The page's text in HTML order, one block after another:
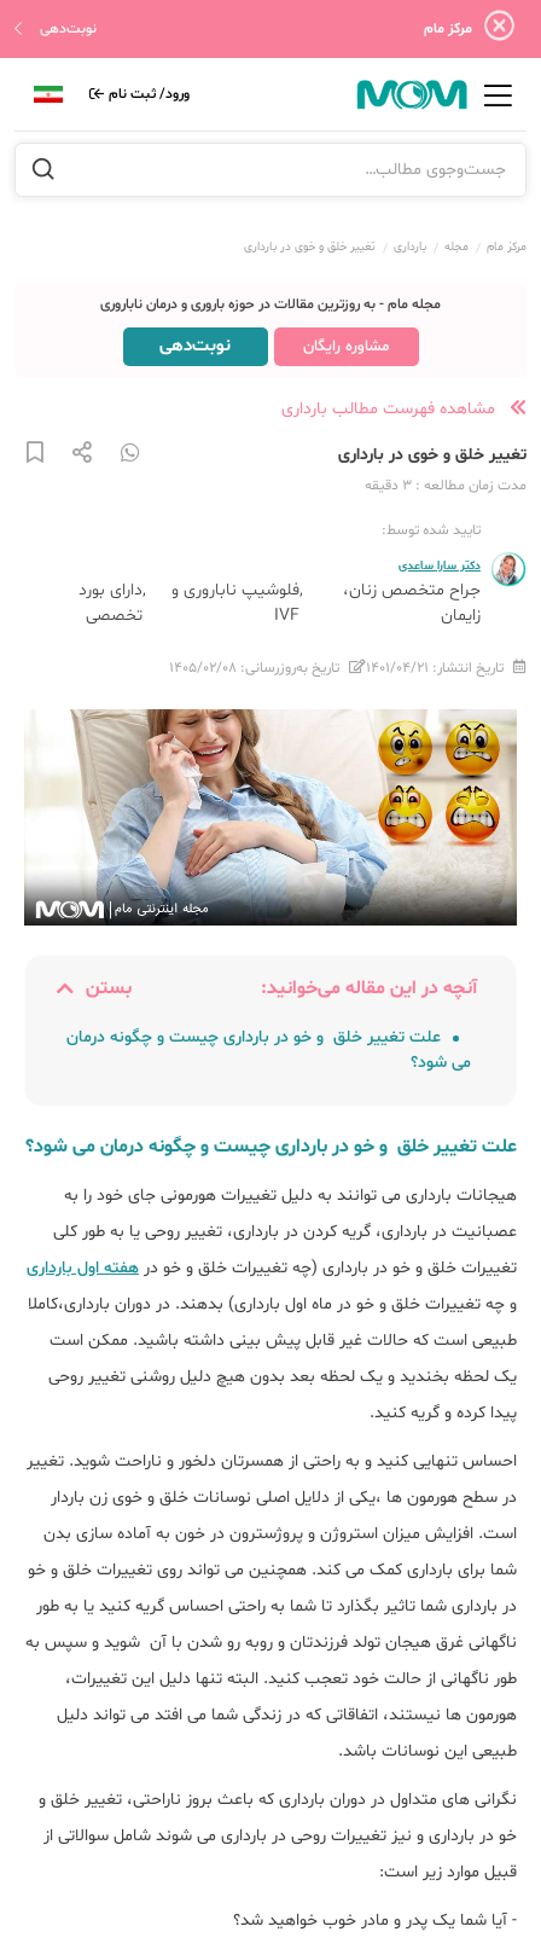
مرکز مام نوبت‌دهی
ورود/ ثبت نام
مرکز مام مجله بارداری تغییر خلق و خوی در بارداری
مجله مام - به روزترین مقالات در حوزه باروری و درمان ناباروری
مشاوره رایگان نوبت‌دهی
مشاهده فهرست مطالب بارداری
تغییر خلق و خوی در بارداری
مدت زمان مطالعه : 3 دقیقه
تایید شده توسط:
دکتر سارا ساعدی
جراح متخصص زنان،
زایمان
فلوشیپ ناباروری و
IVF
دارای بورد
تخصصی
تاریخ انتشار: ۱۴۰۱/۰۴/۲۱ تاریخ به‌روزرسانی: ۱۴۰۵/۰۲/۰۸
آنچه در این مقاله می‌خوانید: بستن
علت تغییر خلق و خو در بارداری چیست و چگونه درمان
می شود؟
علت تغییر خلق و خو در بارداری چیست و چگونه درمان می شود؟
هیجانات بارداری می توانند به دلیل تغییرات هورمونی جای خود را به
عصبانیت در بارداری، گریه کردن در بارداری، تغییر روحی یا به طور کلی
تغییرات خلق و خو در بارداری (چه تغییرات خلق و خو در هفته اول بارداری
و چه تغییرات خلق و خو در ماه اول بارداری) بدهند. در دوران بارداری،کاملا
طبیعی است که حالات غیر قابل پیش بینی داشته باشید. ممکن است
یک لحظه بخندید و یک لحظه بعد بدون هیچ دلیل روشنی تغییر روحی
پیدا کرده و گریه کنید.
احساس تنهایی کنید و به راحتی از همسرتان دلخور و ناراحت شوید. تغییر
در سطح هورمون ها ،یکی از دلایل اصلی نوسانات خلق و خوی زن باردار
است. افزایش میزان استروژن و پروژسترون در خون به آماده سازی بدن
شما برای بارداری کمک می کند. همچنین می تواند روی تغییرات خلق و خو
در بارداری شما تاثیر بگذارد تا شما به راحتی احساس گریه کنید یا به طور
ناگهانی غرق هیجان تولد فرزندتان و روبه رو شدن با آن شوید و سپس به
طور ناگهانی از حالت خود تعجب کنید. البته تنها دلیل این تغییرات،
هورمون ها نیستند، اتفاقاتی که در زندگی شما می افتد می تواند دلیل
طبیعی این نوسانات باشد.
نگرانی های متداول در دوران بارداری که باعث بروز ناراحتی، تغییر خلق و
خو در بارداری و نیز تغییرات روحی در بارداری می شوند شامل سوالاتی از
قبیل موارد زیر است:
- آیا شما یک پدر و مادر خوب خواهید شد؟